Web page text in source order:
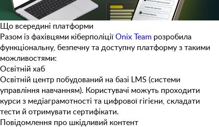
Що всередині платформи
Разом із фахівцями кіберполіціїOnix Team розробила
функціональну, безпечну та доступну платформу з такими
можливостями:
Освітній хаб
Освітній центр побудований на базі LMS (системи
управління навчанням). Користувачі можуть проходити
курси з медіаграмотності та цифрової гігієни, складати
тести й отримувати сертифікати.
Повідомлення про шкідливий контент